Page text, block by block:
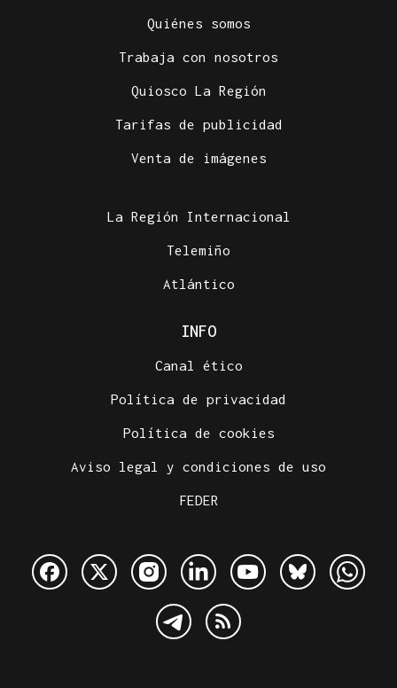
Quiénes somos
Trabaja con nosotros
Quiosco La Región
Tarifas de publicidad
Venta de imágenes
La Región Internacional
Telemiño
Atlántico
INFO
Canal ético
Política de privacidad
Política de cookies
Aviso legal y condiciones de uso
FEDER